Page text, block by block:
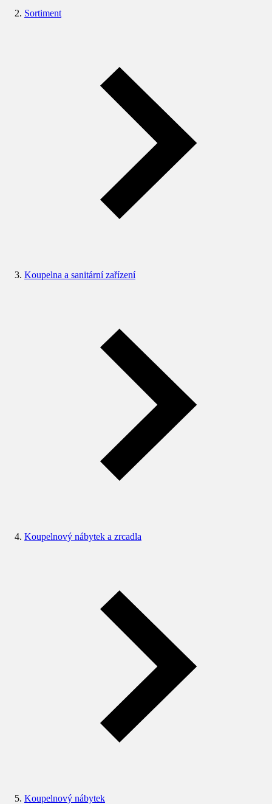
Sortiment
Koupelna a sanitární zařízení
Koupelnový nábytek a zrcadla
Koupelnový nábytek